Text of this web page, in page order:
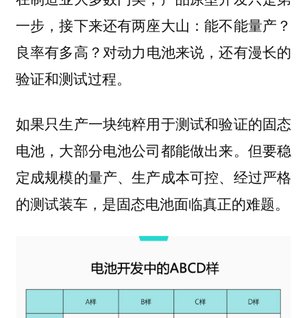
一步，接下来还有两座大山：能不能量产？
良率有多高？ 对动力电池来说，还有漫长的
验证和测试过程。
如果只生产一块纯粹用于测试和验证的固态
电池，大部分电池公司都能做出来。但要稳
定成规模的量产、生产成本可控、经过严格
的测试装车，是固态电池面临真正的难题。